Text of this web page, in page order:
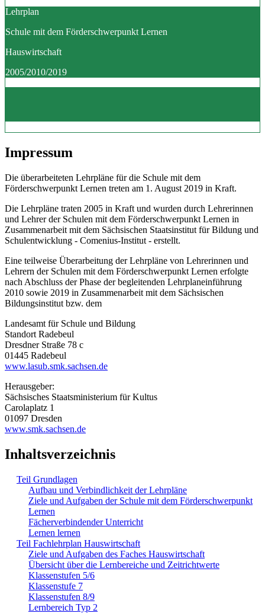
Lehrplan
Schule mit dem Förderschwerpunkt Lernen
Hauswirtschaft
2005/2010/2019
Impressum
Die überarbeiteten Lehrpläne für die Schule mit dem
Förderschwerpunkt Lernen treten am 1. August 2019 in Kraft.
Die Lehrpläne traten 2005 in Kraft und wurden durch Lehrerinnen
und Lehrer der Schulen mit dem Förderschwerpunkt Lernen in
Zusammenarbeit mit dem Sächsischen Staatsinstitut für Bildung und
Schulentwicklung - Comenius-Institut - erstellt.
Eine teilweise Überarbeitung der Lehrpläne von Lehrerinnen und
Lehrern der Schulen mit dem Förderschwerpunkt Lernen erfolgte
nach Abschluss der Phase der begleitenden Lehrplaneinführung
2010 sowie 2019 in Zusammenarbeit mit dem Sächsischen
Bildungsinstitut bzw. dem
Landesamt für Schule und Bildung
Standort Radebeul
Dresdner Straße 78 c
01445 Radebeul
www.lasub.smk.sachsen.de
Herausgeber:
Sächsisches Staatsministerium für Kultus
Carolaplatz 1
01097 Dresden
www.smk.sachsen.de
Inhaltsverzeichnis
Teil Grundlagen
Aufbau und Verbindlichkeit der Lehrpläne
Ziele und Aufgaben der Schule mit dem Förderschwerpunkt
Lernen
Fächerverbindender Unterricht
Lernen lernen
Teil Fachlehrplan Hauswirtschaft
Ziele und Aufgaben des Faches Hauswirtschaft
Übersicht über die Lernbereiche und Zeitrichtwerte
Klassenstufen 5/6
Klassenstufe 7
Klassenstufen 8/9
Lernbereich Typ 2